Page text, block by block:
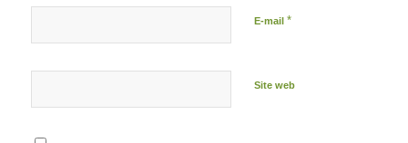
E-mail *
Site web